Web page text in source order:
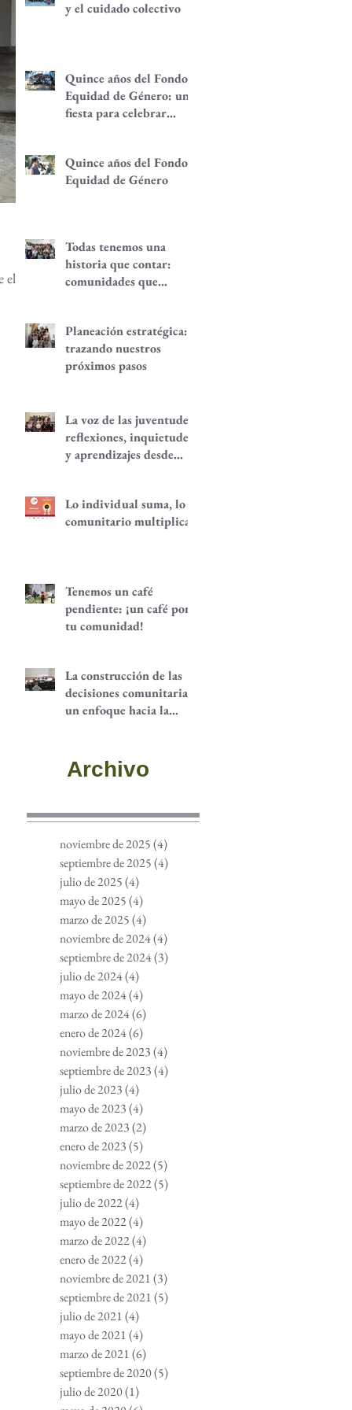
el
y el cuidado colectivo
Quince años del Fondo
Equidad de Género: una
fiesta para celebrar
mujeres y alternativas
económicas
Quince años del Fondo
Equidad de Género
Todas tenemos una
historia que contar:
comunidades que
Planeación estratégica:
trazando nuestros
próximos pasos
La voz de las juventudes:
reflexiones, inquietudes
y aprendizajes desde
Lo individual suma, lo
comunitario multiplica
Tenemos un café
pendiente: ¡un café por
tu comunidad!
La construcción de las
decisiones comunitarias,
un enfoque hacia la
Archivo
noviembre de 2025(4)
septiembre de 2025(4)
julio de 2025(4)
mayo de 2025(4)
marzo de 2025(4)
noviembre de 2024(4)
septiembre de 2024(3)
julio de 2024(4)
mayo de 2024(4)
marzo de 2024(6)
enero de 2024(6)
noviembre de 2023(4)
septiembre de 2023(4)
julio de 2023(4)
mayo de 2023(4)
marzo de 2023(2)
enero de 2023(5)
noviembre de 2022(5)
septiembre de 2022(5)
julio de 2022(4)
mayo de 2022(4)
marzo de 2022(4)
enero de 2022(4)
noviembre de 2021(3)
septiembre de 2021(5)
julio de 2021(4)
mayo de 2021(4)
marzo de 2021(6)
septiembre de 2020(5)
julio de 2020(1)